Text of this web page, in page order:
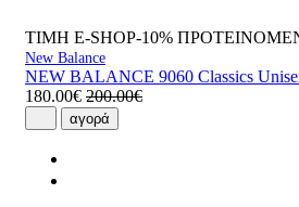
ΤΙΜΗ E-SHOP-10%
New Balance
NEW BALANCE 9060 Classics
180.00€ 200.00€
αγορά